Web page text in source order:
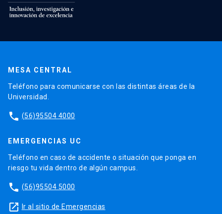
MESA CENTRAL
Teléfono para comunicarse con las distintas áreas de la
Universidad.
phone (56)95504 4000
EMERGENCIAS UC
Teléfono en caso de accidente o situación que ponga en
riesgo tu vida dentro de algún campus.
phone (56)95504 5000
launch Ir al sitio de Emergencias